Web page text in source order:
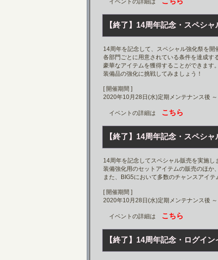
イベントの詳細は
【終了】 14周年記念・スペシャ
14周年を記念して、スペシャル強化祭を開
各部門ごとに用意されている条件を達成す
豪華なアイテムを獲得することができます
装備品の強化に挑戦してみましょう！
[ 開催期間 ]
2020年10月28日(水)定期メンテナンス後
イベントの詳細は こちら
【終了】14周年記念・スペシ
14周年を記念してスペシャル販売を実施し
装備強化用のセットアイテムの販売のほか
また、BIG5において多数のチャンスアイ
[ 開催期間 ]
2020年10月28日(水)定期メンテナンス後
イベントの詳細は こちら
【終了】14周年記念・ログイン